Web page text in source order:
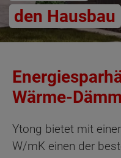
den Hausbau
Wärme-
Ytong bietet mit
W/mK einen der